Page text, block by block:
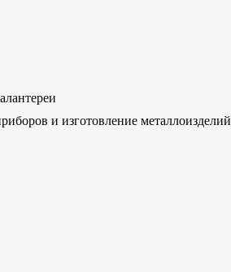
и изготовление металлоизделий